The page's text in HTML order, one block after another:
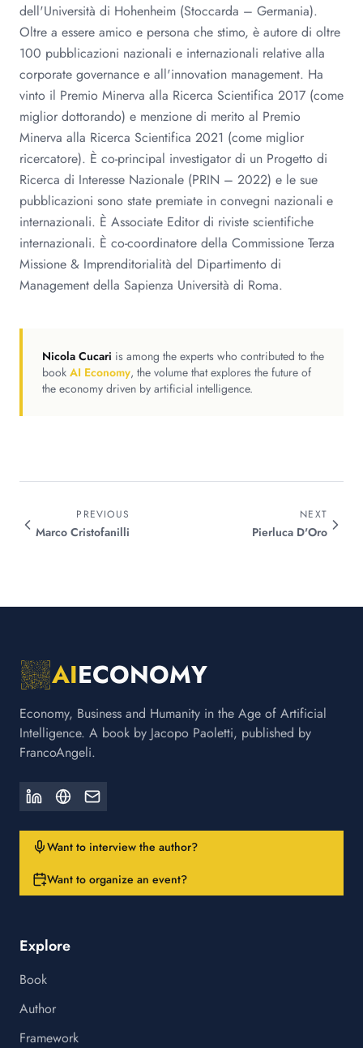
dell'Università di Hohenheim (Stoccarda – Germania).
Oltre a essere amico e persona che stimo, è autore di oltre
100 pubblicazioni nazionali e internazionali relative alla
corporate governance e all'innovation management. Ha
vinto il Premio Minerva alla Ricerca Scientifica 2017 (come
miglior dottorando) e menzione di merito al Premio
Minerva alla Ricerca Scientifica 2021 (come miglior
ricercatore). È co-principal investigator di un Progetto di
Ricerca di Interesse Nazionale (PRIN – 2022) e le sue
pubblicazioni sono state premiate in convegni nazionali e
internazionali. È Associate Editor di riviste scientifiche
internazionali. È co-coordinatore della Commissione Terza
Missione & Imprenditorialità del Dipartimento di
Management della Sapienza Università di Roma.
Nicola Cucari is among the experts who contributed to the
book AI Economy, the volume that explores the future of
the economy driven by artificial intelligence.
PREVIOUS
Marco Cristofanilli
NEXT
Pierluca D'Oro
AIECONOMY
Economy, Business and Humanity in the Age of Artificial
Intelligence. A book by Jacopo Paoletti, published by
FrancoAngeli.
Want to interview the author?
Want to organize an event?
Explore
Book
Author
Framework